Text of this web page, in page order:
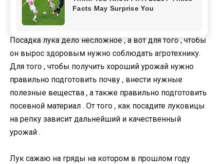
Посадка лука дело несложное , а вот для того , чтобы
он вырос здоровым нужно соблюдать агротехнику.
Для того , чтобы получить хороший урожай нужно
правильно подготовить почву , внести нужные
полезные вещества , а также правильно подготовить
посевной материал . От того , как посадите луковицы
на репку зависит дальнейший и качественный
урожай .
Лук сажаю на гряды на котором в прошлом году